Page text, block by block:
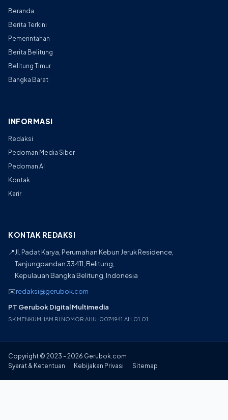
Beranda
Berita Terkini
Pemerintahan
Berita Belitung
Belitung Timur
Bangka Barat
INFORMASI
Redaksi
Pedoman Media Siber
Pedoman AI
Kontak
Karir
KONTAK REDAKSI
📍Jl. Padat Karya, Perumahan Kebun Jeruk Residence,
Tanjungpandan 33411, Belitung,
Kepulauan Bangka Belitung, Indonesia
✉️redaksi@gerubok.com
PT Gerubok Digital Multimedia
SK MENKUMHAM RI NOMOR AHU-0074941.AH.01.01
Copyright © 2023 - 2026 Gerubok.com
Syarat & Ketentuan
Kebijakan Privasi Sitemap